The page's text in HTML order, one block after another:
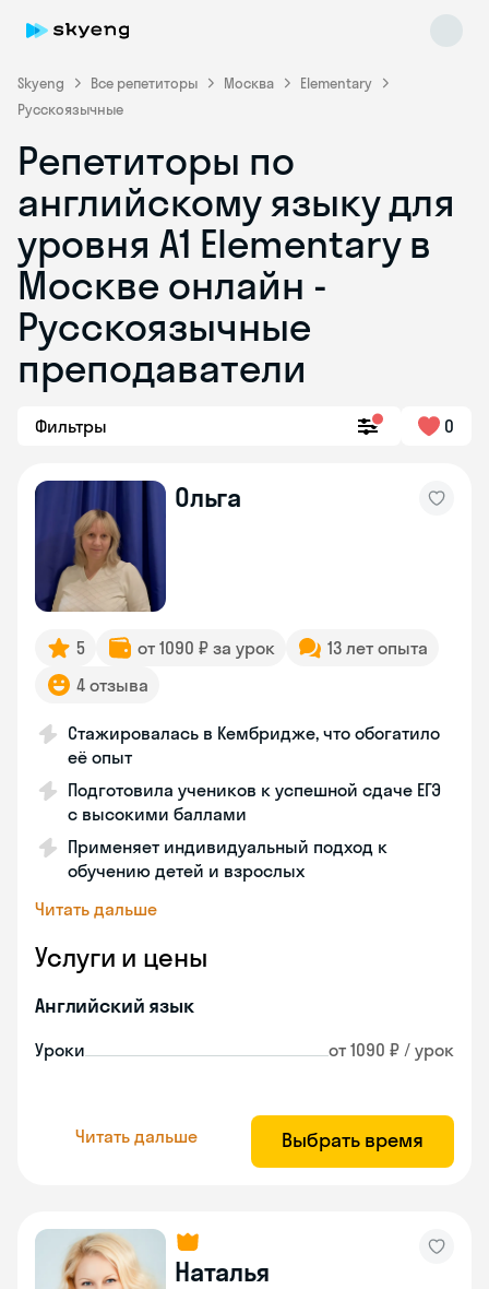
Skyeng Все репетиторы Москва
Elementary
Русскоязычные
Репетиторы по
английскому языку для
уровня A1 Elementary в
Москве онлайн -
Русскоязычные
преподаватели
Фильтры 0
Ольга
5 от 1090 ₽ за урок
13 лет опыта
4 отзыва
Стажировалась в Кембридже, что обогатило
её опыт
Подготовила учеников к успешной сдаче ЕГЭ
с высокими баллами
Применяет индивидуальный подход к
обучению детей и взрослых
Читать дальше
Услуги и цены
Английский язык
Уроки от 1090 ₽ / урок
Читать дальше Выбрать время
Наталья
Skyeng Chat